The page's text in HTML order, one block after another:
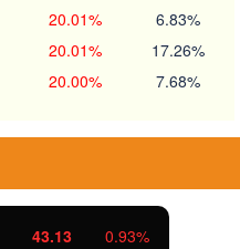
20.01% 6.83%
20.01% 17.26%
20.00% 7.68%
43.13 0.93%